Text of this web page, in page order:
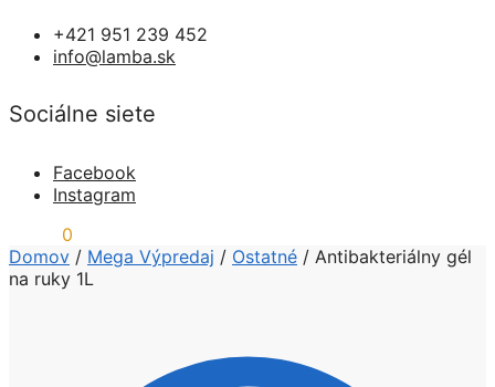
+421 951 239 452
info@lamba.sk
Sociálne siete
Facebook
Instagram
0
Domov / Mega Výpredaj / Ostatné / Antibakteriálny gél
na ruky 1L